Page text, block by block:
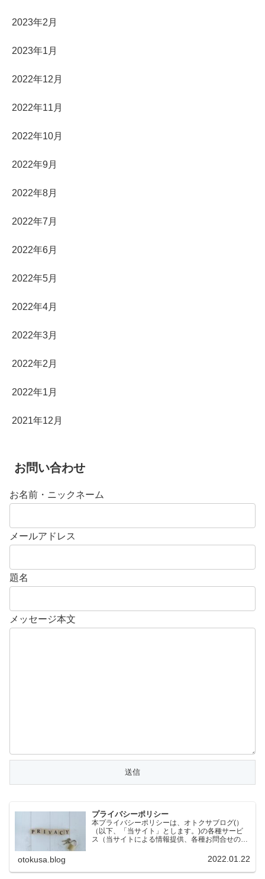
2023年2月
2023年1月
2022年12月
2022年11月
2022年10月
2022年9月
2022年8月
2022年7月
2022年6月
2022年5月
2022年4月
2022年3月
2022年2月
2022年1月
2021年12月
お問い合わせ
お名前・ニックネーム
メールアドレス
題名
メッセージ本文
プライバシーポリシー
本プライバシーポリシーは、オトクサブログ(）
（以下、「当サイト」とします。)の各種サービ
ス（当サイトによる情報提供、各種お問合せの受
問者」とします。）の個人情報もしくはそれに準
otokusa.blog 2022.01.22